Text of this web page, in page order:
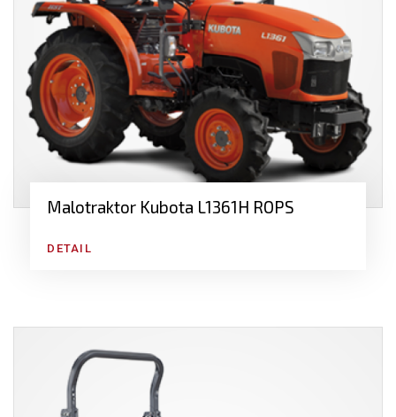
Malotraktor Kubota L1361H ROPS
DETAIL